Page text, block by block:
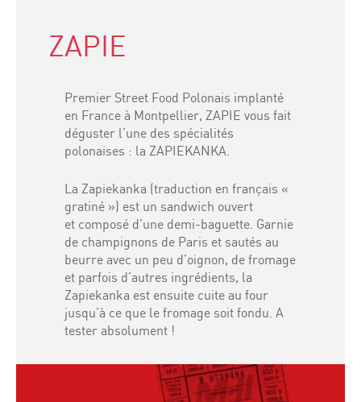
ZAPIE
Premier Street Food Polonais implanté
en France à Montpellier, ZAPIE vous fait
déguster l’une des spécialités
polonaises : la ZAPIEKANKA.
La Zapiekanka (traduction en français «
gratiné ») est un sandwich ouvert
et composé d’une demi-baguette. Garnie
de champignons de Paris et sautés au
beurre avec un peu d’oignon, de fromage
et parfois d’autres ingrédients, la
Zapiekanka est ensuite cuite au four
jusqu’à ce que le fromage soit fondu. A
tester absolument !